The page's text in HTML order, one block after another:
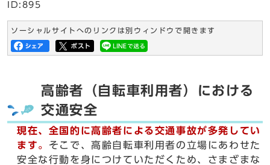
ID:895
ソーシャルサイトへのリンクは別ウィンドウで開きます
高齢者（自転車利用者）における
交通安全
現在、全国的に高齢者による交通事故が多発してい
ます。 そこで、高齢自転車利用者の立場にあわせた
安全な行動を身につけていただくため、さまざまな